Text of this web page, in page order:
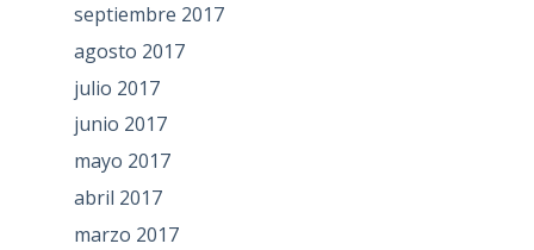
septiembre 2017
agosto 2017
julio 2017
junio 2017
mayo 2017
abril 2017
marzo 2017